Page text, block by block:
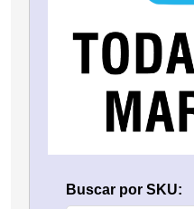
Buscar por SKU: